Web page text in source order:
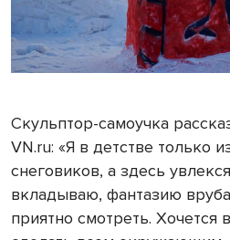
Скульптор-самоучка
VN.ru: «Я в детстве только
снеговиков, а здесь
вкладываю, фантазию
приятно смотреть. Хочется